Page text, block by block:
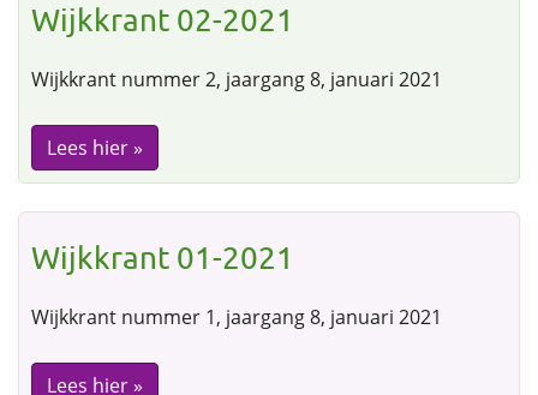
Wijkkrant 02-2021
Wijkkrant nummer 2, jaargang 8, januari 2021
Lees hier »
Wijkkrant 01-2021
Wijkkrant nummer 1, jaargang 8, januari 2021
Lees hier »